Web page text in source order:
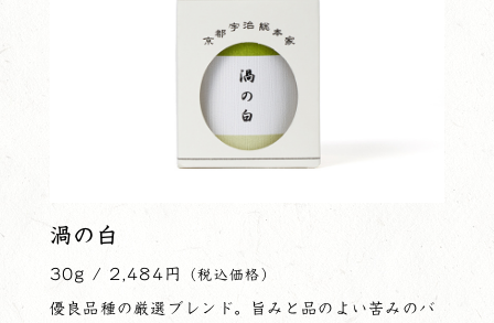
渦の白
30g / 2,484円 （税込価格）
優良品種の厳選ブレンド。旨みと品のよい苦みのバ